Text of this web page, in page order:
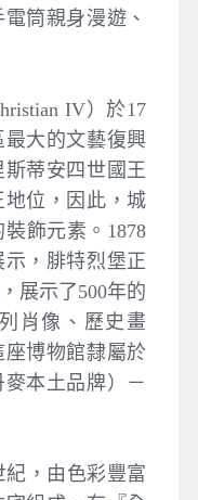
筒親身漫遊、
IV）於17
大的文藝復興
蒂安四世國王
位，因此，城
飾元素。1878
，腓特烈堡正
展示了500年的
肖像、歷史畫
博物館隸屬於
本土品牌）－
紀，由色彩豐富